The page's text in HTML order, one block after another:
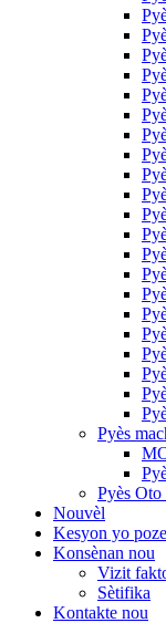
Pyès
Pyès Oto
Nouvèl
Kesyon yo
Konsènan nou
Vizit
Sètifika
Kontakte nou